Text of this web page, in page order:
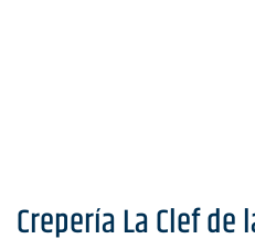
Crepería La Clef